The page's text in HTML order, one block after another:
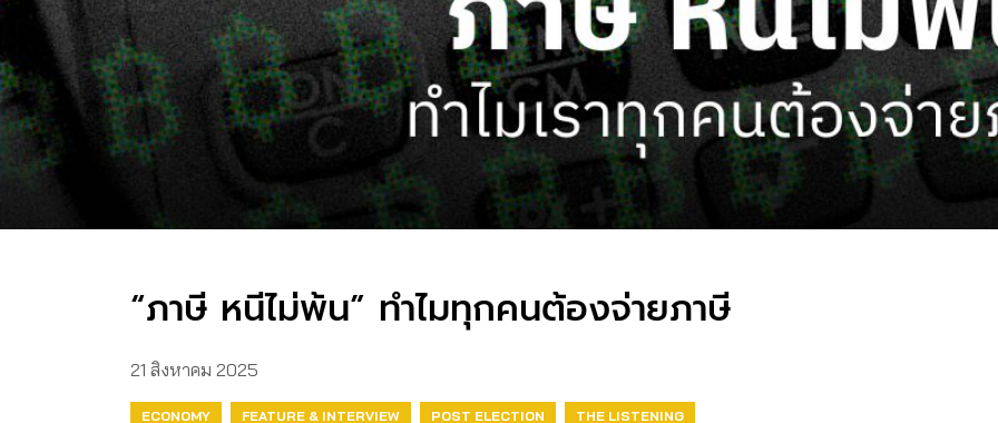
“ภาษี หนีไม่พ้น” ทำไมทุกคนต้องจ่ายภาษี
21 สิงหาคม 2025
ECONOMY FEATURE & INTERVIEW POST ELECTION THE LISTENING